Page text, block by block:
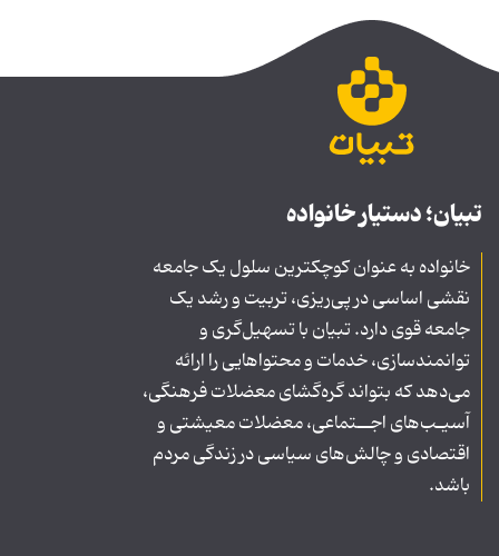
تبیان؛ دستیار خانواده
خانواده به عنوان کوچکترین سلول یک جامعه
نقشی اساسی در پی‌ریزی، تربیت و رشد یک
جامعه قوی دارد. تبیان با تسهیل‌گری و
توانمندسازی، خدمات و محتواهایی را ارائه
می‌دهد که بتواند گره‌گشای معضلات فرهنگی،
آسیـب‌های اجــتماعی، معضلات معیشتی و
اقتصادی و چالش‌های سیاسی در زندگی مردم
باشد.